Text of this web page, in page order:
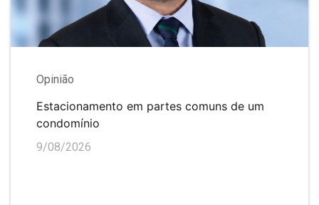
Opinião
Estacionamento em partes comuns de um
condomínio
9/08/2026